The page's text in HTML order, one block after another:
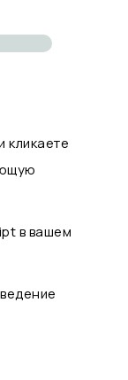
кликаете
в вашем